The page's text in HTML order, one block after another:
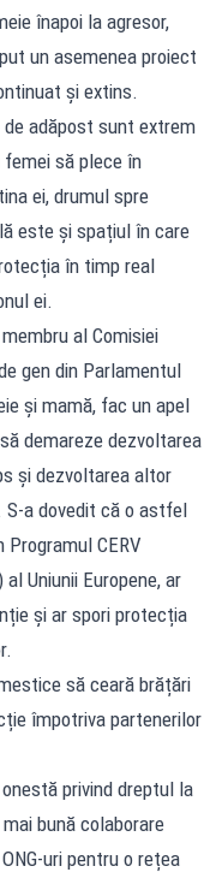
înapoi la agresor,
un asemenea proiect
și extins.
de adăpost sunt extrem
să plece în
ei, drumul spre
este și spațiul în care
în timp real
ei.
al Comisiei
gen din Parlamentul
și mamă, fac un apel
demareze dezvoltarea
și dezvoltarea altor
a dovedit că o astfel
CERV
Uniunii Europene, ar
și ar spori protecția
să ceară brățări
împotriva partenerilor
privind dreptul la
bună colaborare
uri pentru o rețea